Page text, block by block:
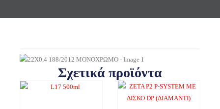
Σχετικά προϊόντα